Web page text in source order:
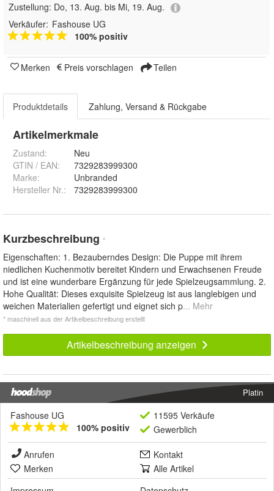
Zustellung: Do, 13. Aug. bis Mi, 19. Aug.
Verkäufer: Fashouse UG
100% positiv
Merken Preis vorschlagen Teilen
Produktdetails Zahlung, Versand & Rückgabe
Artikelmerkmale
Zustand:
Neu
GTIN / EAN:
7329283999300
Marke:
Unbranded
Hersteller Nr.:
7329283999300
Kurzbeschreibung *
Eigenschaften: 1. Bezauberndes Design: Die Puppe mit ihrem
niedlichen Kuchenmotiv bereitet Kindern und Erwachsenen Freude
und ist eine wunderbare Ergänzung für jede Spielzeugsammlung. 2.
Hohe Qualität: Dieses exquisite Spielzeug ist aus langlebigen und
weichen Materialien gefertigt und eignet sich p... Mehr
* maschinell aus der Artikelbeschreibung erstellt
Artikelbeschreibung anzeigen
Platin
Fashouse UG
100% positiv
11595 Verkäufe
Gewerblich
Anrufen
Kontakt
Merken
Alle Artikel